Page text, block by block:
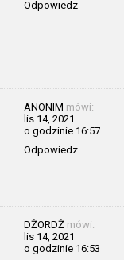
Odpowiedz
ANONIM mówi:
lis 14, 2021
o godzinie 16:57
Odpowiedz
DŻORDŻ mówi:
lis 14, 2021
o godzinie 16:53